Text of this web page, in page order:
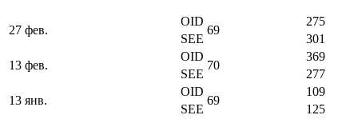
27 фев.
OID
69
275
SEE
301
13 фев.
OID
70
369
SEE
277
13 янв.
OID
69
109
SEE
125